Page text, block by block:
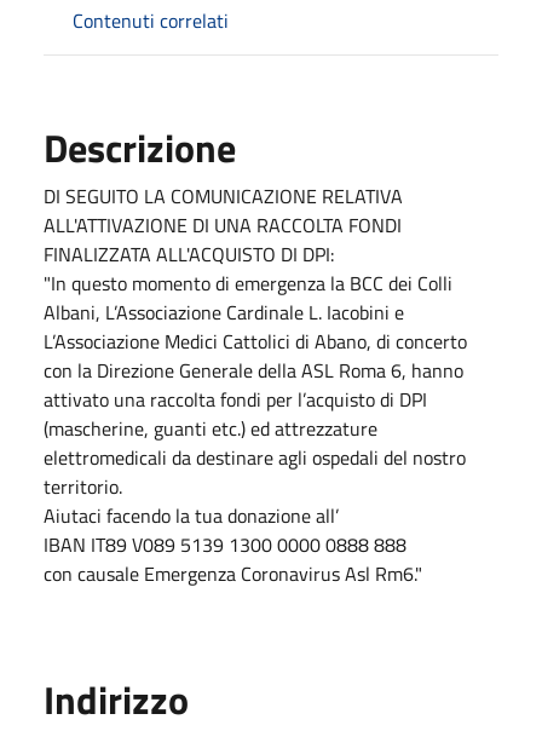
Contenuti correlati
Descrizione
DI SEGUITO LA COMUNICAZIONE RELATIVA
ALL'ATTIVAZIONE DI UNA RACCOLTA FONDI
FINALIZZATA ALL'ACQUISTO DI DPI:
"In questo momento di emergenza la BCC dei Colli
Albani, L’Associazione Cardinale L. Iacobini e
L’Associazione Medici Cattolici di Abano, di concerto
con la Direzione Generale della ASL Roma 6, hanno
attivato una raccolta fondi per l’acquisto di DPI
(mascherine, guanti etc.) ed attrezzature
elettromedicali da destinare agli ospedali del nostro
territorio.
Aiutaci facendo la tua donazione all’
IBAN IT89 V089 5139 1300 0000 0888 888
con causale Emergenza Coronavirus Asl Rm6."
Indirizzo